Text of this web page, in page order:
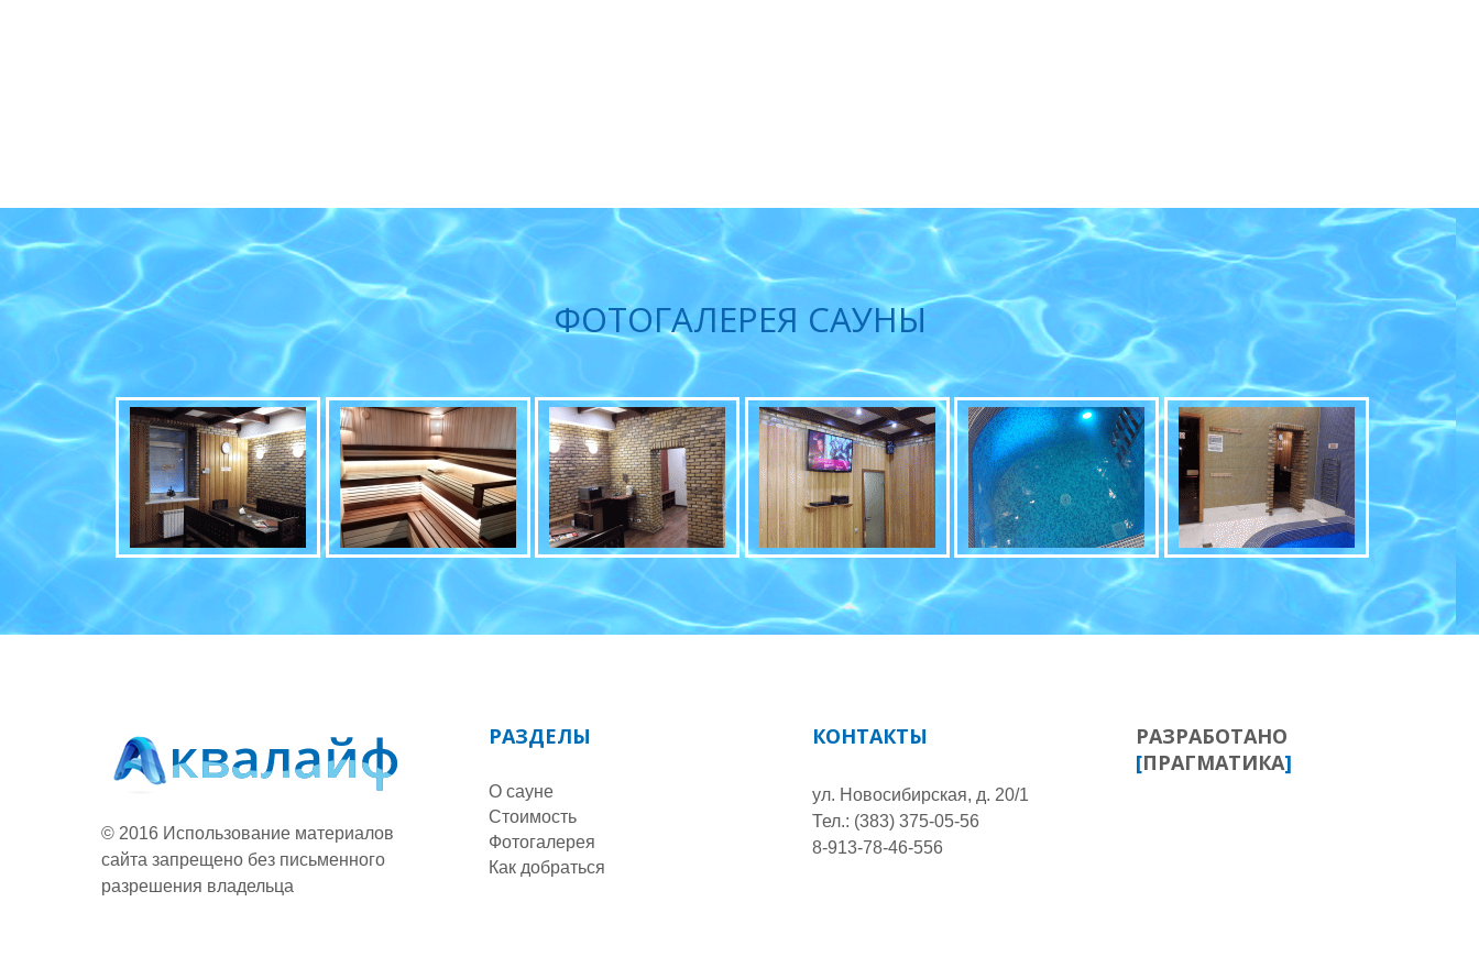
ФОТОГАЛЕРЕЯ САУНЫ
© 2016 Использование материалов
сайта запрещено без письменного
разрешения владельца
РАЗДЕЛЫ
О сауне
Стоимость
Фотогалерея
Как добраться
КОНТАКТЫ
ул. Новосибирская, д. 20/1
Тел.: (383) 375-05-56
8-913-78-46-556
РАЗРАБОТАНО
[ПРАГМАТИКА]